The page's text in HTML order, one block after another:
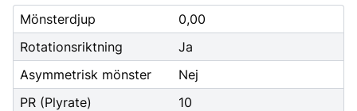
Mönsterdjup
0,00
Rotationsriktning
Ja
Asymmetrisk mönster
Nej
PR (Plyrate)
10